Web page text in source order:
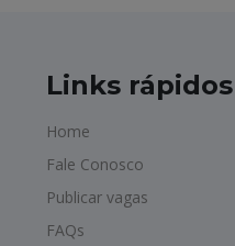
Links rápidos
Home
Fale Conosco
Publicar vagas
FAQs